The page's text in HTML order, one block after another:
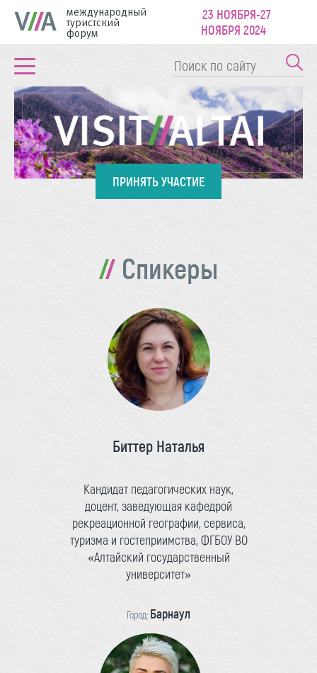
международный
туристский
форум
23 НОЯБРЯ-27
НОЯБРЯ 2024
ПРИНЯТЬ УЧАСТИЕ
Спикеры
Биттер Наталья
Кандидат педагогических наук,
доцент, заведующая кафедрой
рекреационной географии, сервиса,
туризма и гостеприимства, ФГБОУ ВО
«Алтайский государственный
университет»
Город: Барнаул